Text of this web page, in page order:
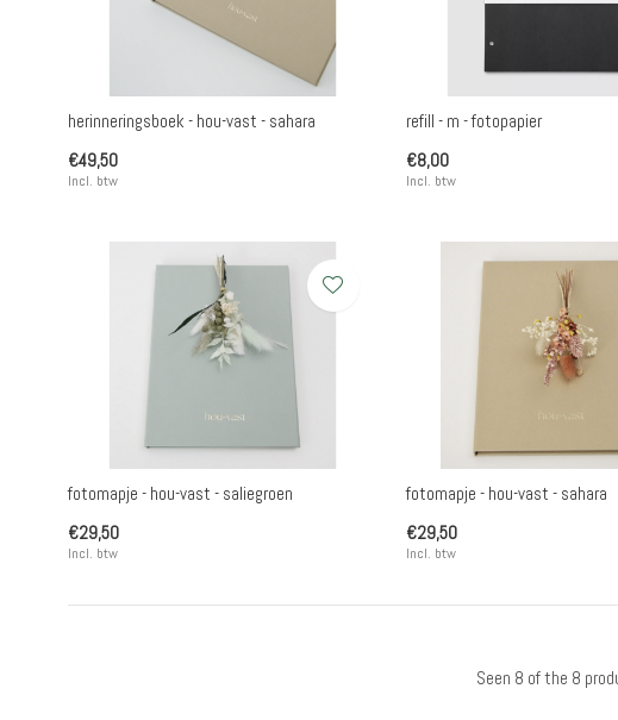
herinneringsboek - hou-vast - sahara
€49,50
Incl. btw
refill - m - fotopapier
€8,00
Incl. btw
fotomapje - hou-vast - saliegroen
€29,50
Incl. btw
fotomapje - hou-vast - sahara
€29,50
Incl. btw
Seen 8 of the 8